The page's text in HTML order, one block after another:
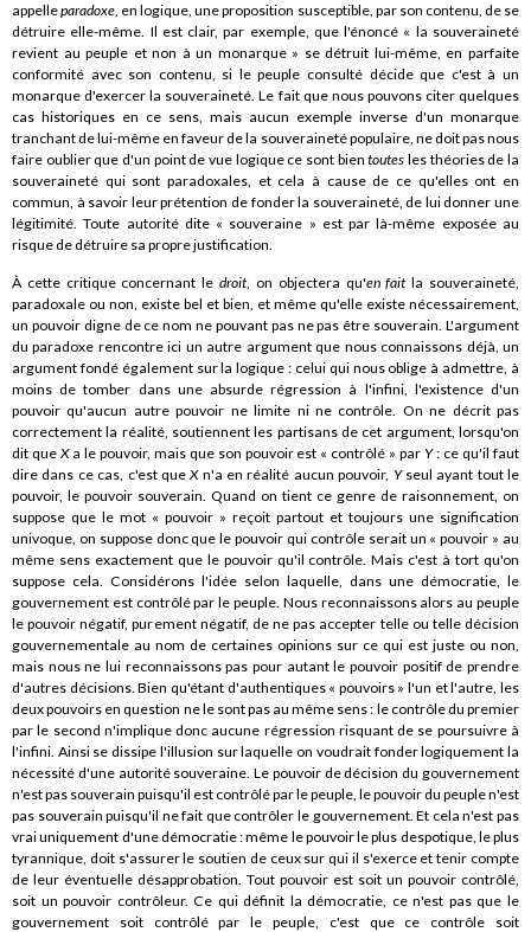
appelleparadoxe, en logique, une proposition susceptible, par son contenu, de se
détruire elle-même. Il est clair, par exemple, que l'énoncé « la souveraineté
revient au peuple et non à un monarque » se détruit lui-même, en parfaite
conformité avec son contenu, si le peuple consulté décide que c'est à un
monarque d'exercer la souveraineté. Le fait que nous pouvons citer quelques
cas historiques en ce sens, mais aucun exemple inverse d'un monarque
tranchant de lui-même en faveur de la souveraineté populaire, ne doit pas nous
faire oublier que d'un point de vue logique ce sont bientoutes les théories de la
souveraineté qui sont paradoxales, et cela à cause de ce qu'elles ont en
commun, à savoir leur prétention de fonder la souveraineté, de lui donner une
légitimité. Toute autorité dite « souveraine » est par là-même exposée au
risque de détruire sa propre justification.
À cette critique concernant le droit, on objectera qu'en faitla souveraineté,
paradoxale ou non, existe bel et bien, et même qu'elle existe nécessairement,
un pouvoir digne de ce nom ne pouvant pas ne pas être souverain. L'argument
du paradoxe rencontre ici un autre argument que nous connaissons déjà, un
argument fondé également sur la logique : celui qui nous oblige à admettre, à
moins de tomber dans une absurde régression à l'infini, l'existence d'un
pouvoir qu'aucun autre pouvoir ne limite ni ne contrôle. On ne décrit pas
correctement la réalité, soutiennent les partisans de cet argument, lorsqu'on
dit queXa le pouvoir, mais que son pouvoir est « contrôlé » par Y: ce qu'il faut
dire dans ce cas, c'est queXn'a en réalité aucun pouvoir, Yseul ayant tout le
pouvoir, le pouvoir souverain. Quand on tient ce genre de raisonnement, on
suppose que le mot « pouvoir » reçoit partout et toujours une signification
univoque, on suppose donc que le pouvoir qui contrôle serait un « pouvoir » au
même sens exactement que le pouvoir qu'il contrôle. Mais c'est à tort qu'on
suppose cela. Considérons l'idée selon laquelle, dans une démocratie, le
gouvernement est contrôlé par le peuple. Nous reconnaissons alors au peuple
le pouvoir négatif, purement négatif, de ne pas accepter telle ou telle décision
gouvernementale au nom de certaines opinions sur ce qui est juste ou non,
mais nous ne lui reconnaissons pas pour autant le pouvoir positif de prendre
d'autres décisions. Bien qu'étant d'authentiques « pouvoirs » l'un et l'autre, les
deux pouvoirs en question ne le sont pas au même sens : le contrôle du premier
par le second n'implique donc aucune régression risquant de se poursuivre à
l'infini. Ainsi se dissipe l'illusion sur laquelle on voudrait fonder logiquement la
nécessité d'une autorité souveraine. Le pouvoir de décision du gouvernement
n'est pas souverain puisqu'il est contrôlé par le peuple, le pouvoir du peuple n'est
pas souverain puisqu'il ne fait que contrôler le gouvernement. Et cela n'est pas
vrai uniquement d'une démocratie : même le pouvoir le plus despotique, le plus
tyrannique, doit s'assurer le soutien de ceux sur qui il s'exerce et tenir compte
de leur éventuelle désapprobation. Tout pouvoir est soit un pouvoir contrôlé,
soit un pouvoir contrôleur. Ce qui définit la démocratie, ce n'est pas que le
gouvernement soit contrôlé par le peuple, c'est que ce contrôle soit